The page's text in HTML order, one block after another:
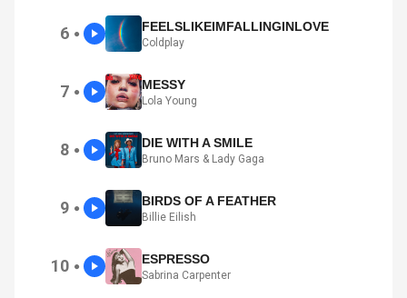
6 ● FEELSLIKEIMFALLINGINLOVE
Coldplay
7 ● MESSY
Lola Young
8 ● DIE WITH A SMILE
Bruno Mars & Lady Gaga
9 ● BIRDS OF A FEATHER
Billie Eilish
10 ● ESPRESSO
Sabrina Carpenter